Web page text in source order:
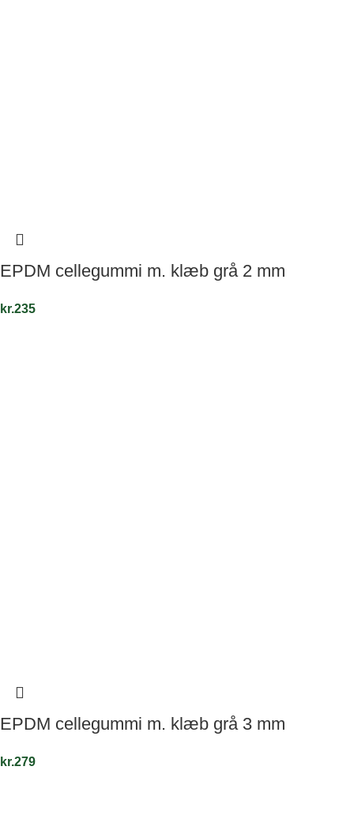
EPDM cellegummi m. klæb grå 2 mm
kr.235
EPDM cellegummi m. klæb grå 3 mm
kr.279